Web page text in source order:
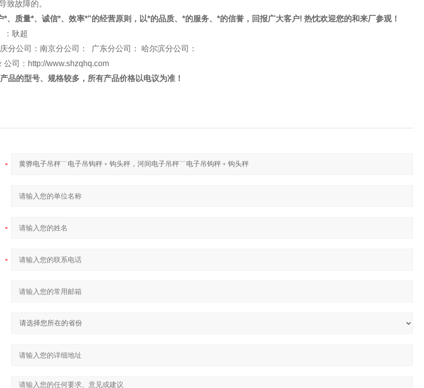
致故障的。
*、质量*、诚信*、效率*"的经营原则，以*的品质、*的服务、*的信誉，回报广大客户! 热忱欢迎您的和来厂参观！
：耿超
分公司：南京分公司： 广东分公司： 哈尔滨分公司：
司： http://www.shzqhq.com
品的型号、规格较多，所有产品价格以电议为准！